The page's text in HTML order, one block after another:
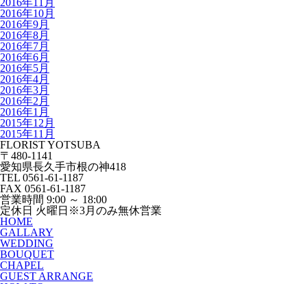
2016年11月
2016年10月
2016年9月
2016年8月
2016年7月
2016年6月
2016年5月
2016年4月
2016年3月
2016年2月
2016年1月
2015年12月
2015年11月
FLORIST YOTSUBA
〒480-1141
愛知県長久手市根の神418
TEL 0561-61-1187
FAX 0561-61-1187
営業時間 9:00 ～ 18:00
定休日 火曜日※3月のみ無休営業
HOME
GALLARY
WEDDING
BOUQUET
CHAPEL
GUEST ARRANGE